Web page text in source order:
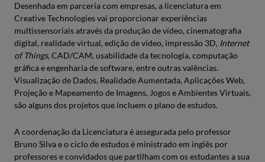
Desenhada em parceria com empresas, a licenciatura em
Creative Technologies vai proporcionar experiências
multissensoriais através da produção de vídeo, cinematografia
digital, realidade virtual, edição de vídeo, impressão 3D, Internet
of Things, CAD/CAM, usabilidade da tecnologia, computação
gráfica e engenharia de software, entre outras valências.
Visualização de Dados, Realidade Aumentada, Aplicações Web,
Projeção e Mapeamento de Imagens, Jogos e Ambientes Virtuais,
são alguns dos projetos que incluem o plano de estudos.
A coordenação da Licenciatura é assegurada pelo professor
Bruno Silva e o ciclo de estudos é ministrado em inglês por
professores e convidados que partilham com os estudantes a sua